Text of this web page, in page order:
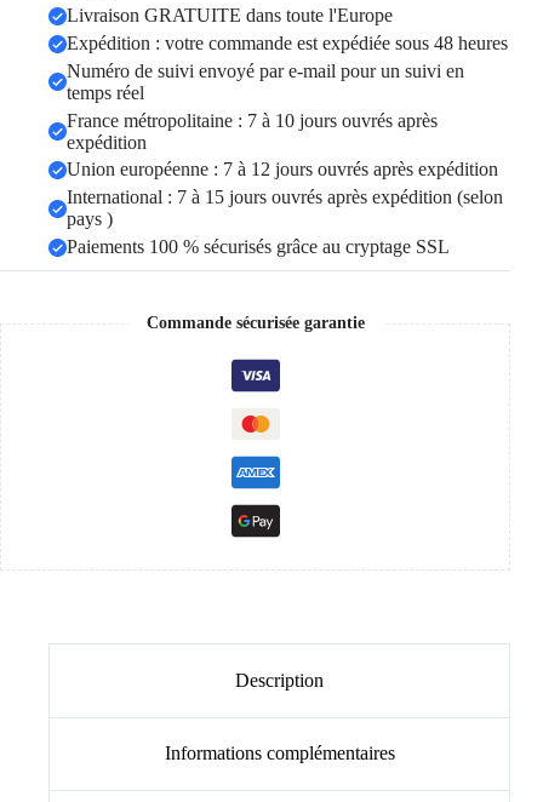
Livraison GRATUITE dans toute l'Europe
Expédition : votre commande est expédiée sous 48 heures
Numéro de suivi envoyé par e-mail pour un suivi en
temps réel
France métropolitaine : 7 à 10 jours ouvrés après
expédition
Union européenne : 7 à 12 jours ouvrés après expédition
International : 7 à 15 jours ouvrés après expédition (selon
pays )
Paiements 100 % sécurisés grâce au cryptage SSL
Commande sécurisée garantie
Description
Informations complémentaires